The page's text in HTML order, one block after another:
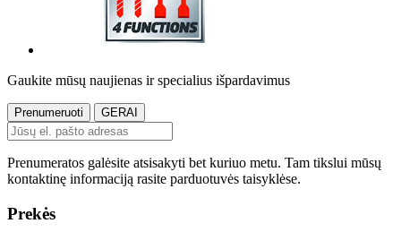
Gaukite mūsų naujienas ir specialius išpardavimus
Prenumeratos galėsite atsisakyti bet kuriuo metu. Tam tikslui mūsų
kontaktinę informaciją rasite parduotuvės taisyklėse.
Prekės